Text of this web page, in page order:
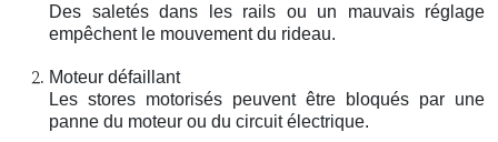
Des saletés dans les rails ou un mauvais réglage
empêchent le mouvement du rideau.
Moteur défaillant
Les stores motorisés peuvent être bloqués par une
panne du moteur ou du circuit électrique.